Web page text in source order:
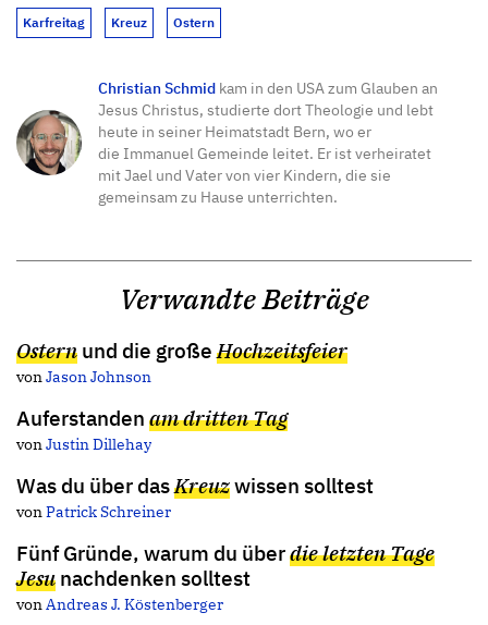
Karfreitag Kreuz Ostern
Christian Schmid kam in den USA zum Glauben an
Jesus Christus, studierte dort Theologie und lebt
heute in seiner Heimatstadt Bern, wo er
die Immanuel Gemeinde leitet. Er ist verheiratet
mit Jael und Vater von vier Kindern, die sie
gemeinsam zu Hause unterrichten.
Verwandte Beiträge
Ostern und die großeHochzeitsfeier
vonJason Johnson
Aufer­standen am dritten Tag
vonJustin Dillehay
Was du über dasKreuzwissen solltest
vonPatrick Schreiner
Fünf Gründe, warum du überdie letzten Tage
Jesu nachdenken solltest
vonAndreas J. Köstenberger